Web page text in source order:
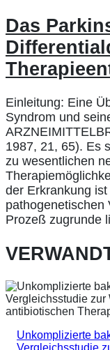
Das
Einleitung: Eine
Syndrom und
1987, 21, 65). Es
zu wesentlichen
der Erkrankung
pathogenetischen
Prozeß zugrunde
Unkomplizierte
Vergleichsstudie